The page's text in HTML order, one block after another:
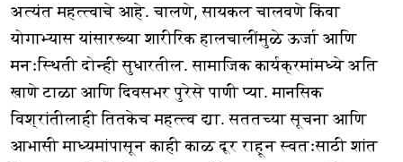
अत्यंत महत्त्वाचे आहे. चालणे, सायकल चालवणे किंवा
योगाभ्यास यांसारख्या शारीरिक हालचालींमुळे ऊर्जा आणि
मनःस्थिती दोन्ही सुधारतील. सामाजिक कार्यक्रमांमध्ये अति
खाणे टाळा आणि दिवसभर पुरेसे पाणी प्या. मानसिक
विश्रांतीलाही तितकेच महत्त्व द्या. सततच्या सूचना आणि
आभासी माध्यमांपासून काही काळ दूर राहून स्वतःसाठी शांत